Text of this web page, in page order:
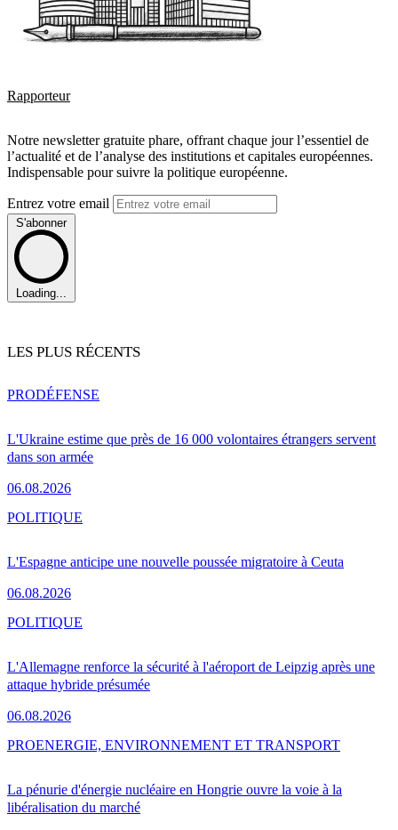
Rapporteur
Notre newsletter gratuite phare, offrant chaque jour l’essentiel de
l’actualité et de l’analyse des institutions et capitales européennes.
Indispensable pour suivre la politique européenne.
Entrez votre email
S'abonner
Loading...
LES PLUS RÉCENTS
L'Ukraine estime que près de 16 000 volontaires étrangers servent
dans son armée
06.08.2026
PRODÉFENSE
L'Espagne anticipe une nouvelle poussée migratoire à Ceuta
06.08.2026
POLITIQUE
L'Allemagne renforce la sécurité à l'aéroport de Leipzig après une
attaque hybride présumée
06.08.2026
POLITIQUE
La pénurie d'énergie nucléaire en Hongrie ouvre la voie à la
libéralisation du marché
PROENERGIE, ENVIRONNEMENT ET TRANSPORT